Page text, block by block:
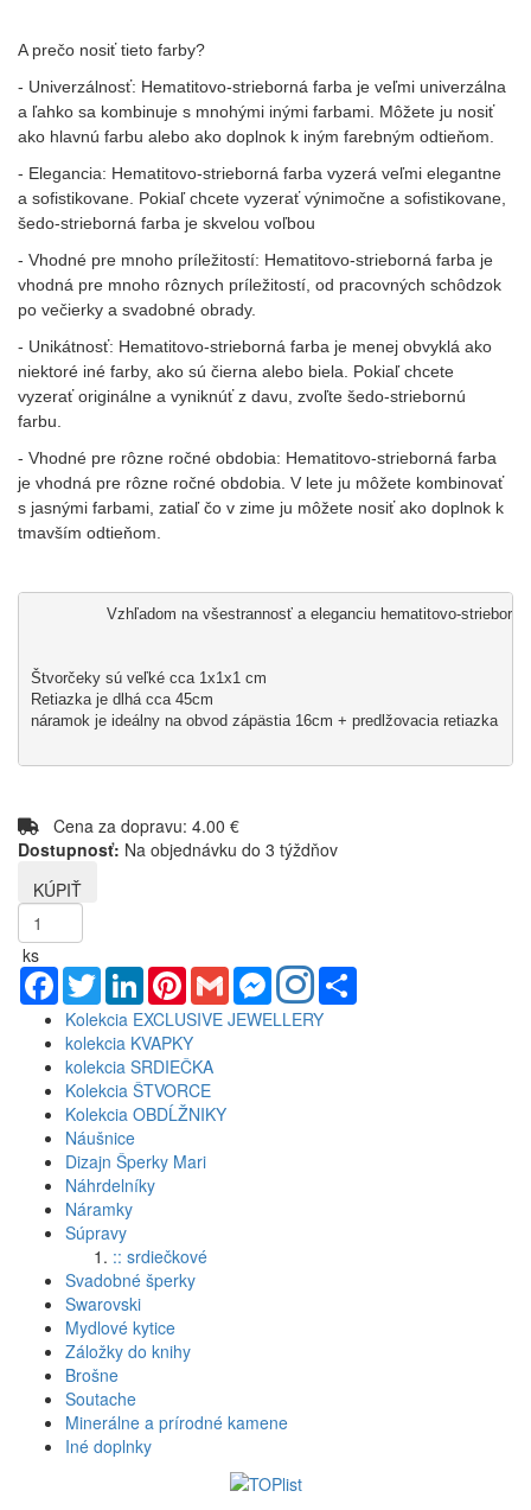
A prečo nosiť tieto farby?
- Univerzálnosť: Hematitovo-strieborná farba je veľmi univerzálna
a ľahko sa kombinuje s mnohými inými farbami. Môžete ju nosiť
ako hlavnú farbu alebo ako doplnok k iným farebným odtieňom.
- Elegancia: Hematitovo-strieborná farba vyzerá veľmi elegantne
a sofistikovane. Pokiaľ chcete vyzerať výnimočne a sofistikovane,
šedo-strieborná farba je skvelou voľbou
- Vhodné pre mnoho príležitostí: Hematitovo-strieborná farba je
vhodná pre mnoho rôznych príležitostí, od pracovných schôdzok
po večierky a svadobné obrady.
- Unikátnosť: Hematitovo-strieborná farba je menej obvyklá ako
niektoré iné farby, ako sú čierna alebo biela. Pokiaľ chcete
vyzerať originálne a vyniknúť z davu, zvoľte šedo-striebornú
farbu.
- Vhodné pre rôzne ročné obdobia: Hematitovo-strieborná farba
je vhodná pre rôzne ročné obdobia. V lete ju môžete kombinovať
s jasnými farbami, zatiaľ čo v zime ju môžete nosiť ako doplnok k
tmavším odtieňom.
Vzhľadom na všestrannosť a eleganciu hematitovo-
Štvorčeky sú veľké cca 1x1x1 cm
Retiazka je dlhá cca 45cm
náramok je ideálny na obvod zápästia 16cm + predlžovacia retiazka
Cena za dopravu: 4.00 €
Dostupnosť: Na objednávku do 3 týždňov
ks
Facebook
TwitterLinkedInPinterestGmail Messenger
Kolekcia EXCLUSIVE JEWELLERY
kolekcia KVAPKY
kolekcia SRDIEČKA
Kolekcia ŠTVORCE
Kolekcia OBDĹŽNIKY
Náušnice
Dizajn Šperky Mari
Náhrdelníky
Náramky
Súpravy
:: srdiečkové
Svadobné šperky
Swarovski
Mydlové kytice
Záložky do knihy
Brošne
Soutache
Minerálne a prírodné kamene
Iné doplnky